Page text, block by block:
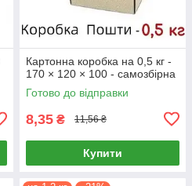
Картонна коробка на 0,5 кг -
170 × 120 × 100 - самозбірна
Готово до відправки
8,35 ₴ 11,56 ₴
Купити